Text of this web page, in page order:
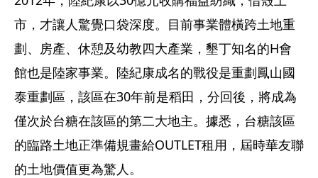
市，才讓人驚覺口袋深度。目前事業體橫跨土地重
劃、房產、休憩及幼教四大產業，墾丁知名的H會
館也是陸家事業。陸紀康成名的戰役是重劃鳳山國
泰重劃區，該區在30年前是稻田，分回後，將成為
僅次於台糖在該區的第二大地主。據悉，台糖該區
的臨路土地正準備規畫給OUTLET租用，屆時華友聯
的土地價值更為驚人。